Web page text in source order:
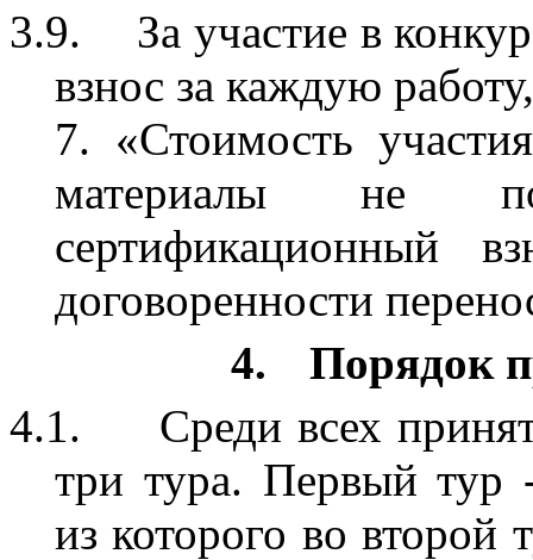
3.9.
За участие в
взнос за каждую
7. «Стоимость
материалы не
сертификационный
договоренности
4.
Порядок
4.1.
Среди всех
три тура. Первый тур
из которого во второй